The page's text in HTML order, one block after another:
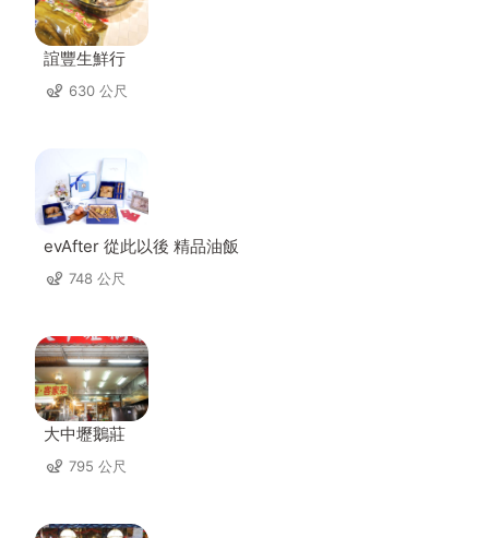
誼豐生鮮行
630 公尺
evAfter 從此以後 精品油飯
748 公尺
大中壢鵝莊
795 公尺